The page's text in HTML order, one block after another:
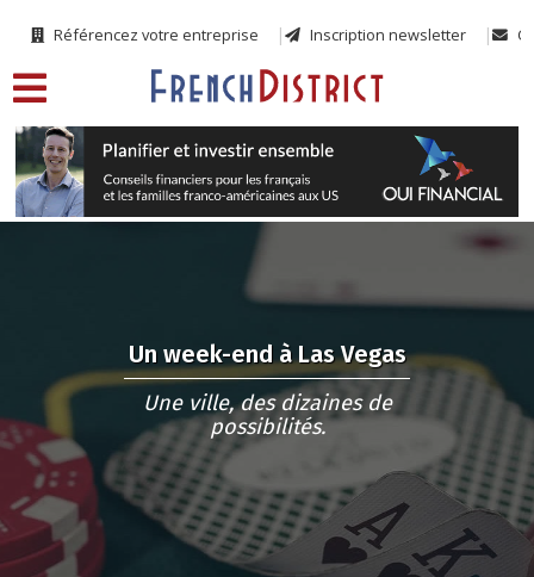
Référencez votre entreprise Inscription newsletter
Un week-end à Las Vegas
Une ville, des dizaines de
possibilités.